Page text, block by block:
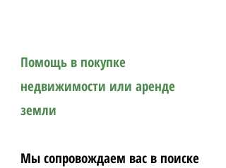
Помощь в покупке
недвижимости или аренде
земли
Мы сопровождаем вас в поиске